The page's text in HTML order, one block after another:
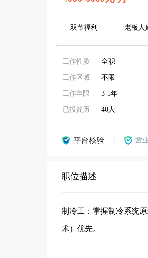
双节福利 老板人
工作性质 全职
工作区域 不限
工作年限 3-5年
已投简历 40人
平台核验 营
职位描述
制冷工：掌握制冷系统
术）优先。